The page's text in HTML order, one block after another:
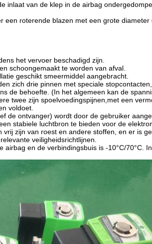
inlaat van de klep in de airbag
een roterende blazen met een grote
het vervoer beschadigd zijn.
schoongemaakt te worden van afval.
geschikt smeermiddel aangebracht.
zich drie pinnen met speciale
de behoefte. (In het algemeen kan de
twee zijn spoelvoedingspijnen,met een
voldoet.
de ontvanger) wordt door de gebruiker
stabiele luchtbron te bieden voor de
zijn van roest en andere stoffen, en er is
veiligheidsrichtlijnen.
en de verbindingsbuis is -10°C/70°C.